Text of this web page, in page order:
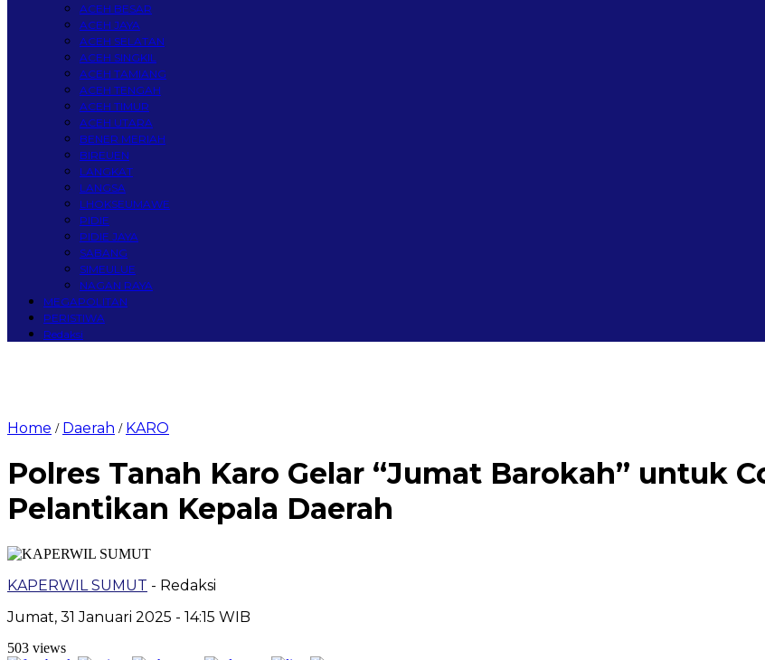
ACEH BESAR
ACEH JAYA
ACEH SELATAN
ACEH SINGKIL
ACEH TAMIANG
ACEH TENGAH
ACEH TIMUR
ACEH UTARA
BENER MERIAH
BIREUEN
LANGKAT
LANGSA
LHOKSEUMAWE
PIDIE
PIDIE JAYA
SABANG
SIMEULUE
NAGAN RAYA
MEGAPOLITAN
PERISTIWA
Redaksi
Home / Daerah / KARO
Polres Tanah Karo Gelar “Jumat Barokah” untuk
Pelantikan Kepala Daerah
KAPERWIL SUMUT - Redaksi
Jumat, 31 Januari 2025 - 14:15 WIB
503 views